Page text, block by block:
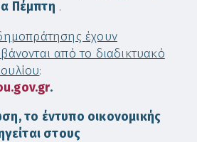
Πέμπτη .
έχουν
από το διαδικτυακό
:
.
το έντυπο οικονομικής
στους